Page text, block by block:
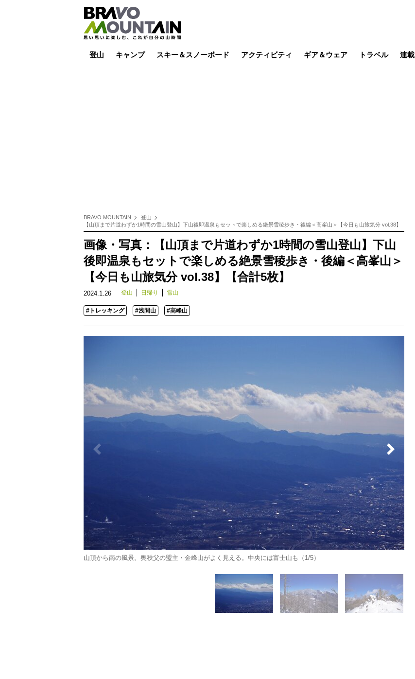
登山 キャンプ スキー＆スノーボード アクティビティ ギア＆ウェア トラベル 連載
BRAVO MOUNTAIN
登山
【山頂まで片道わずか1時間の雪山登山】下山後即温泉もセットで楽しめる絶景雪稜歩き・後編＜高峯山＞【今日も山旅気分 vol.38】
画像・写真：【山頂まで片道わずか1時間の雪山登山】下山
後即温泉もセットで楽しめる絶景雪稜歩き・後編＜高峯山＞
【今日も山旅気分 vol.38】【合計5枚】
2024.1.26 登山 日帰り 雪山
#トレッキング #浅間山 #高峰山
山頂から南の風景。奥秩父の盟主・金峰山がよく見える。中央には富士山も（1/5）